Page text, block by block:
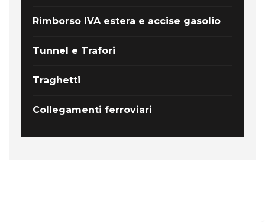
Rimborso IVA estera e accise gasolio
Tunnel e Trafori
Traghetti
Collegamenti ferroviari